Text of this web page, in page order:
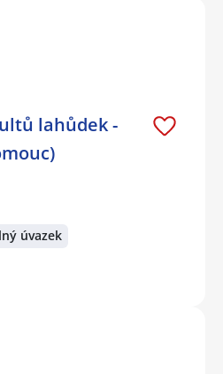
lahůdek -
úvazek